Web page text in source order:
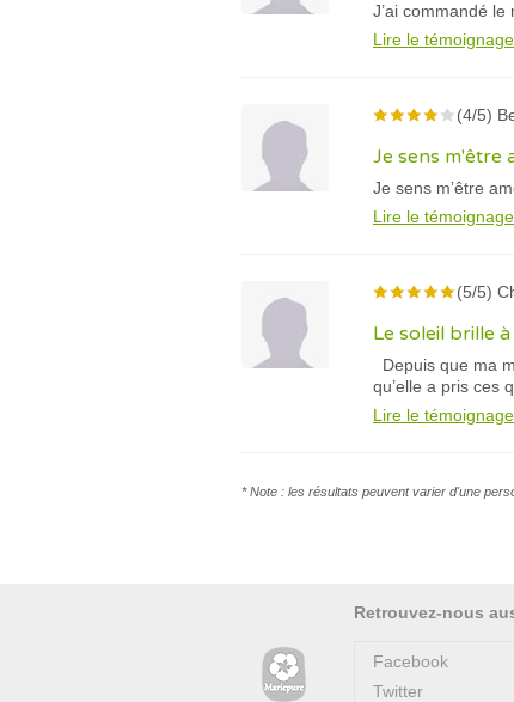
J’ai commandé
Lire le
(4/5)
Je sens m'être
Je sens m’être
Lire le
(5/5)
Le soleil brille
Depuis que ma
qu’elle a pris ces
Lire le
* Note : les résultats peuvent varier d'une
Retrouvez-nous
Facebook
Twitter